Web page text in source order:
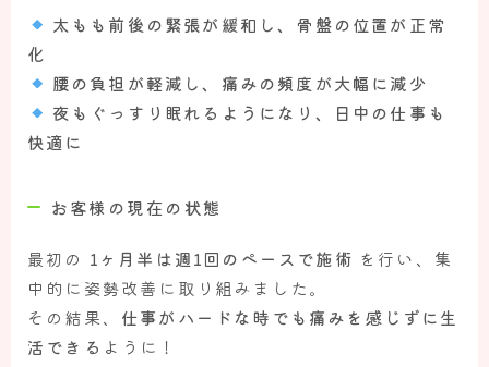
太もも前後の緊張が緩和し、骨盤の位置が正常
化
腰の負担が軽減し、痛みの頻度が大幅に減少
夜もぐっすり眠れるようになり、日中の仕事も
快適に
お客様の現在の状態
最初の 1ヶ月半は週1回のペースで施術 を行い、集
中的に姿勢改善に取り組みました。
その結果、 仕事がハードな時でも痛みを感じずに生
活できる ように！